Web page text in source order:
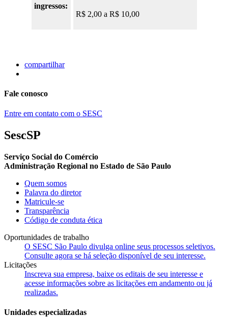
ingressos:
R$ 2,00 a R$ 10,00
compartilhar
Fale conosco
Entre em contato com o SESC
SescSP
Serviço Social do Comércio
Administração Regional no Estado de São Paulo
Quem somos
Palavra do diretor
Matricule-se
Transparência
Código de conduta ética
Oportunidades de trabalho
O SESC São Paulo divulga online seus processos seletivos.
Consulte agora se há seleção disponível de seu interesse.
Licitações
Inscreva sua empresa, baixe os editais de seu interesse e
acesse informações sobre as licitações em andamento ou já
realizadas.
Unidades especializadas